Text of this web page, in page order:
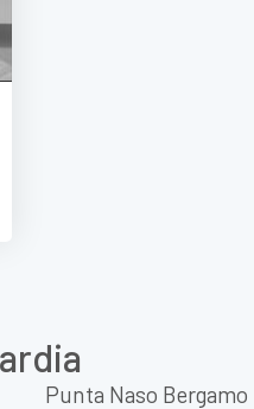
Punta Naso Bergamo